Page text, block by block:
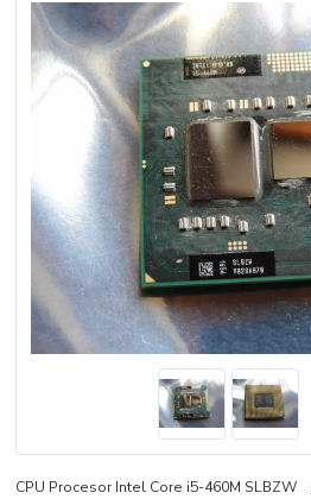
CPU Procesor Intel Core i5-460M SLBZW